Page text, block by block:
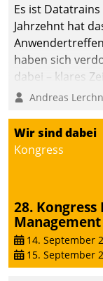
Es ist
Jahrzehnt hat
haben sich
dabei – klares
Fokussierung
Andreas
Wir sind dabei
Kongress
28.
14. September
15. September